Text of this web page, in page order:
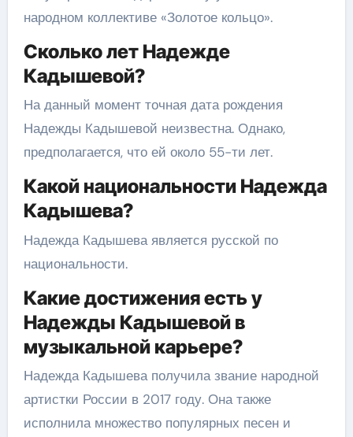
народном коллективе «Золотое кольцо».
Сколько лет Надежде
Кадышевой?
На данный момент точная дата рождения
Надежды Кадышевой неизвестна. Однако,
предполагается, что ей около 55-ти лет.
Какой национальности Надежда
Кадышева?
Надежда Кадышева является русской по
национальности.
Какие достижения есть у
Надежды Кадышевой в
музыкальной карьере?
Надежда Кадышева получила звание народной
артистки России в 2017 году. Она также
исполнила множество популярных песен и